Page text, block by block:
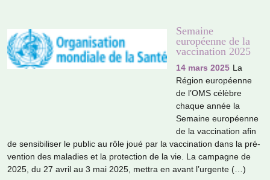
Semaine
européenne de la
vaccination 2025
14 mars 2025 La
Région euro­péenne
de l’OMS célè­bre
chaque année la
Semaine euro­péenne
de la vac­ci­na­tion afin
de sen­si­bi­li­ser le public au rôle joué par la vac­ci­na­tion dans la pré­
ven­tion des mala­dies et la pro­tec­tion de la vie. La cam­pa­gne de
2025, du 27 avril au 3 mai 2025, mettra en avant l’urgente (…)